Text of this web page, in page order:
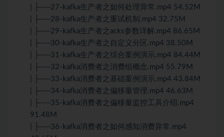
| ├──27-kafka生产者之如何处理异常.mp4 54.52M
| ├──28-kafka生产者之重试机制.mp4 32.75M
| ├──29-kafka生产者之acks参数详解.mp4 86.65M
| ├──30-kafka生产者之自定义分区.mp4 38.50M
| ├──31-kafka生产者之综合案例演示.mp4 84.44M
| ├──32-kafka消费者之消费组概念.mp4 55.79M
| ├──33-kafka消费者之基础案例演示.mp4 43.84M
| ├──34-kafka消费者之偏移量管理.mp4 46.63M
| ├──35-kafka消费者之偏移量监控工具介绍.mp4
91.48M
| ├──36-kafka消费者之如何感知消费异常.mp4